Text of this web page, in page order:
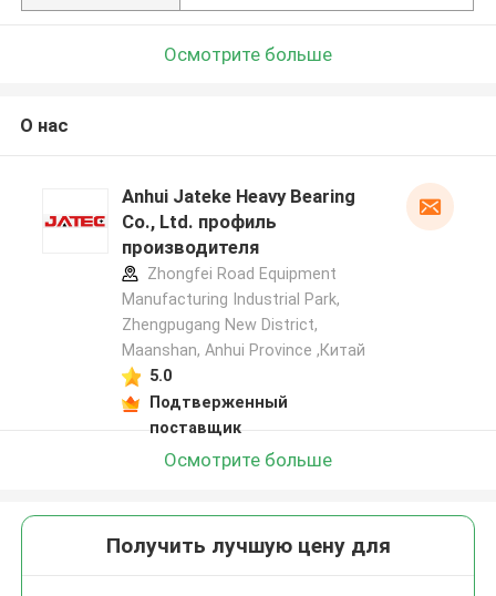
Осмотрите больше
О нас
Anhui Jateke Heavy Bearing
Co., Ltd. профиль
производителя
Zhongfei Road Equipment
Manufacturing Industrial Park,
Zhengpugang New District,
Maanshan, Anhui Province ,Китай
5.0
Подтверженный
поставщик
Осмотрите больше
Получить лучшую цену для